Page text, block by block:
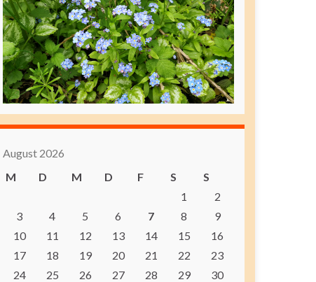
August 2026
M
D M D F S
S
1
2
3
4 5 6 7 8
9
10
11 12 13 14 15
16
17
18 19 20 21 22
23
24
25 26 27 28 29
30